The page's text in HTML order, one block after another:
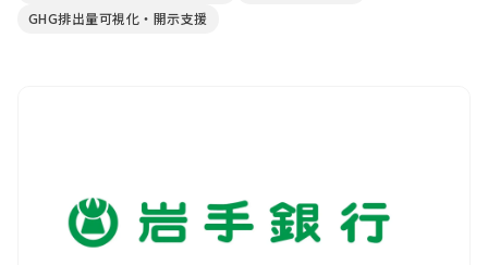
GHG排出量可視化・開示支援